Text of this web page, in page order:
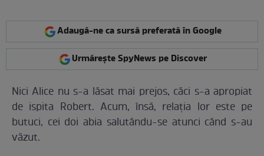
Adaugă-ne ca sursă preferată în Google
Urmărește SpyNews pe Discover
Nici Alice nu s-a lăsat mai prejos, căci s-a apropiat
de ispita Robert. Acum, însă, relaţia lor este pe
butuci, cei doi abia salutându-se atunci când s-au
văzut.